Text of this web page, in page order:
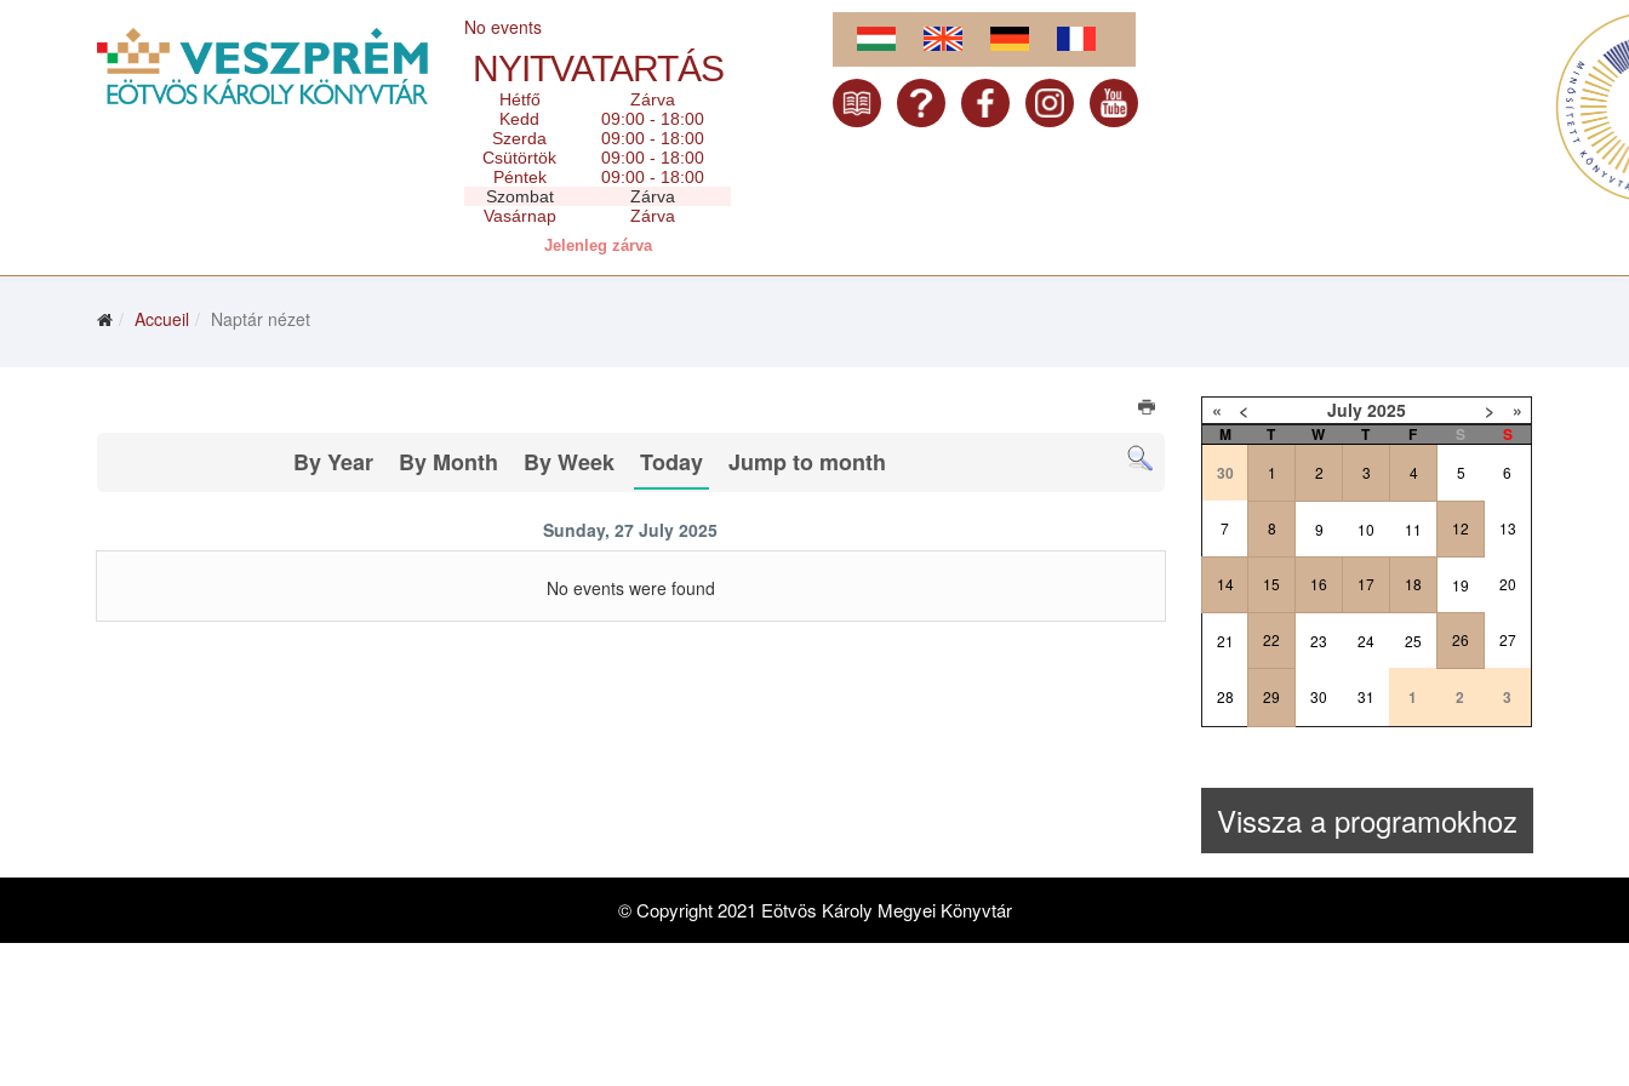
No events
NYITVATARTÁS
Hétfő
Zárva
Kedd
09:00 - 18:00
Szerda
09:00 - 18:00
Csütörtök
09:00 - 18:00
Péntek
09:00 - 18:00
Szombat
Zárva
Vasárnap
Zárva
Jelenleg zárva
Accueil Naptár nézet
By Year By Month By Week Today Jump to month
Sunday, 27 July 2025
No events were found
« < July 2025 > »
M T W T F S
S
30
1 2 3 4 5 6
7 8 9 10 11 12 13
14 15 16 17 18 19 20
21 22 23 24 25 26 27
28 29 30 31 1 2 3
Vissza a programokhoz
© Copyright 2021 Eötvös Károly Megyei Könyvtár